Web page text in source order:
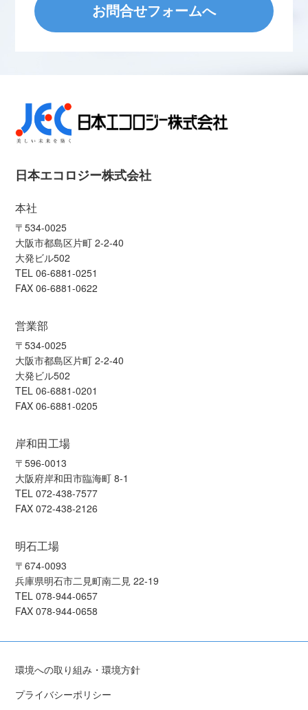
お問合せフォームへ
日本エコロジー株式会社
本社
〒534-0025
大阪市都島区片町 2-2-40
大発ビル502
TEL 06-6881-0251
FAX 06-6881-0622
営業部
〒534-0025
大阪市都島区片町 2-2-40
大発ビル502
TEL 06-6881-0201
FAX 06-6881-0205
岸和田工場
〒596-0013
大阪府岸和田市臨海町 8-1
TEL 072-438-7577
FAX 072-438-2126
明石工場
〒674-0093
兵庫県明石市二見町南二見 22-19
TEL 078-944-0657
FAX 078-944-0658
環境への取り組み・環境方針
プライバシーポリシー